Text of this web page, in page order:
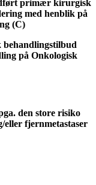
primær kirurgisk
med henblik på
(C)
på Onkologisk
den store risiko
fjernmetastaser